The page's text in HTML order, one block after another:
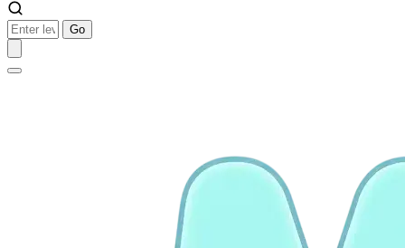
Go